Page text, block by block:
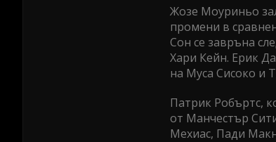
Жозе Моуриньо
промени в
Сон се завръна
Хари Кейн. Ерик
на Муса Сисоко и
Патрик Робъртс,
от Манчестър
Мехиас, Пади